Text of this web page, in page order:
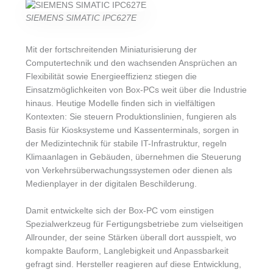
SIEMENS SIMATIC IPC627E
Mit der fortschreitenden Miniaturisierung der
Computertechnik und den wachsenden Ansprüchen an
Flexibilität sowie Energieeffizienz stiegen die
Einsatzmöglichkeiten von Box-PCs weit über die Industrie
hinaus. Heutige Modelle finden sich in vielfältigen
Kontexten: Sie steuern Produktionslinien, fungieren als
Basis für Kiosksysteme und Kassenterminals, sorgen in
der Medizintechnik für stabile IT-Infrastruktur, regeln
Klimaanlagen in Gebäuden, übernehmen die Steuerung
von Verkehrsüberwachungssystemen oder dienen als
Medienplayer in der digitalen Beschilderung.
Damit entwickelte sich der Box-PC vom einstigen
Spezialwerkzeug für Fertigungsbetriebe zum vielseitigen
Allrounder, der seine Stärken überall dort ausspielt, wo
kompakte Bauform, Langlebigkeit und Anpassbarkeit
gefragt sind. Hersteller reagieren auf diese Entwicklung,